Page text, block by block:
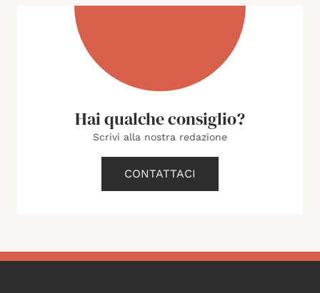
Hai qualche consiglio?
Scrivi alla nostra redazione
CONTATTACI